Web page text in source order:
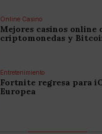
Online Casino
Mejores casinos online
criptomonedas y
Entretenimiento
Fortnite regresa para
Europea